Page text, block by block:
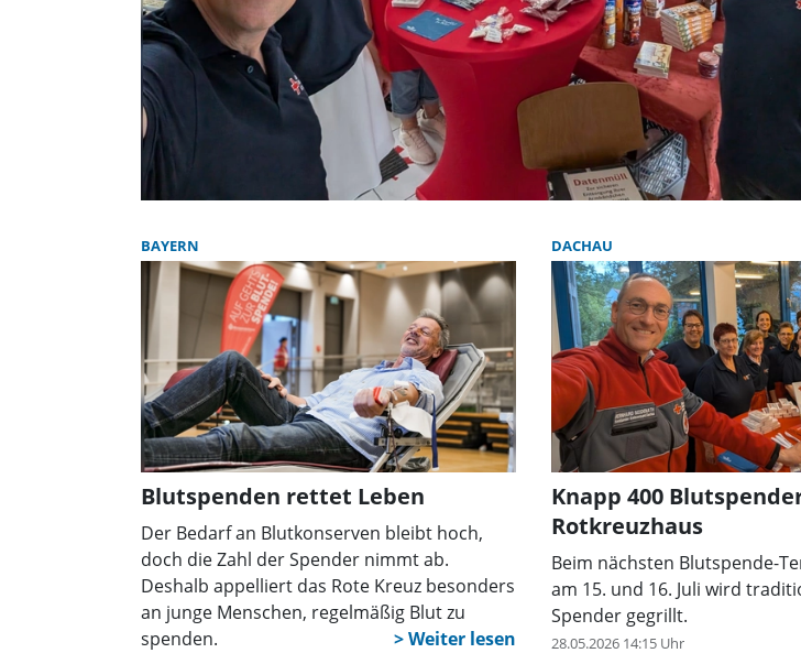
BAYERN
Blutspenden rettet Leben
Der Bedarf an Blutkonserven bleibt hoch,
doch die Zahl der Spender nimmt ab.
Deshalb appelliert das Rote Kreuz besonders
an junge Menschen, regelmäßig Blut zu
spenden.
DACHAU
Knapp 400
Rotkreuzhaus
Beim nächsten Blutspende-
am 15. und 16. Juli wird
Spender gegrillt.
28.05.2026 14:15 Uhr